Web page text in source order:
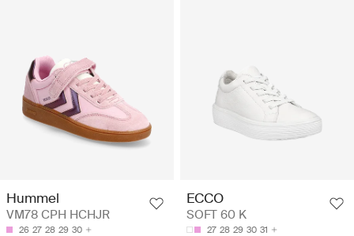
Hummel
VM78 CPH HCHJR
26 27 28 29 30
ECCO
SOFT 60 K
27 28 29 30 31